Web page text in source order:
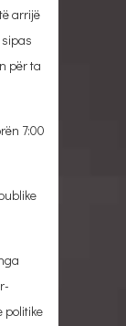
arrijë
për ta
7:00
politike